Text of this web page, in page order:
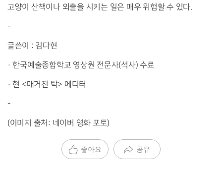
고양이 산책이나 외출을 시키는 일은 매우 위험할 수 있다.
-
글쓴이 : 김다현
· 한국예술종합학교 영상원 전문사(석사) 수료
· 현 <매거진 탁> 에디터
-
(이미지 출처: 네이버 영화 포토)
좋아요 공유